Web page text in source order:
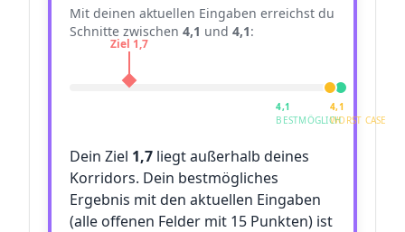
Mit deinen aktuellen Eingaben erreichst du
Schnitte zwischen 4,1 und 4,1:
4,1
BESTMÖGLICH
4,1
WORST CASE
Ziel 1,7
Dein Ziel 1,7 liegt außerhalb deines
Korridors. Dein bestmögliches
Ergebnis mit den aktuellen Eingaben
(alle offenen Felder mit 15 Punkten) ist